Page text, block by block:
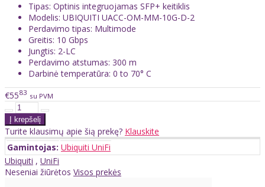
Tipas: Optinis integruojamas SFP+ keitiklis
Modelis: UBIQUITI UACC-OM-MM-10G-D-2
Perdavimo tipas: Multimode
Greitis: 10 Gbps
Jungtis: 2-LC
Perdavimo atstumas: 300 m
Darbinė temperatūra: 0 to 70° C
€5583 su PVM
Turite klausimų apie šią prekę? Klauskite
Gamintojas: Ubiquiti UniFi
Ubiquiti , UniFi
Neseniai žiūrėtos Visos prekės